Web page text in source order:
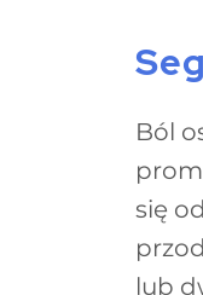
Ból
się
lub